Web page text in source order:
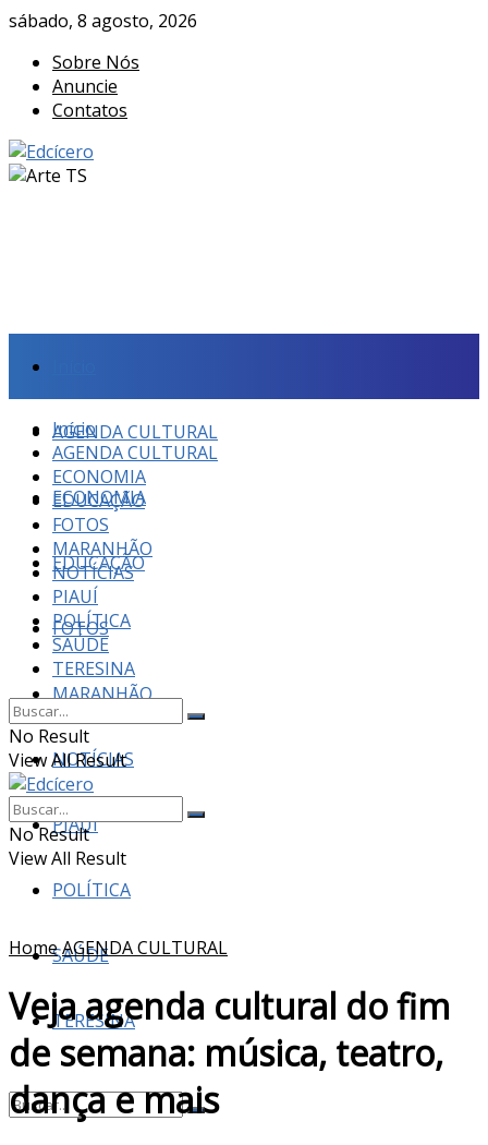
sábado, 8 agosto, 2026
Sobre Nós
Anuncie
Contatos
AGENDA CULTURAL
ECONOMIA
EDUCAÇÃO
FOTOS
MARANHÃO
NOTÍCIAS
PIAUÍ
POLÍTICA
SAÚDE
TERESINA
Início
AGENDA CULTURAL
ECONOMIA
EDUCAÇÃO
FOTOS
MARANHÃO
NOTÍCIAS
PIAUÍ
POLÍTICA
SAÚDE
TERESINA
No Result
View All Result
No Result
View All Result
HomeAGENDA CULTURAL
Veja agenda cultural do fim
de semana: música, teatro,
dança e mais